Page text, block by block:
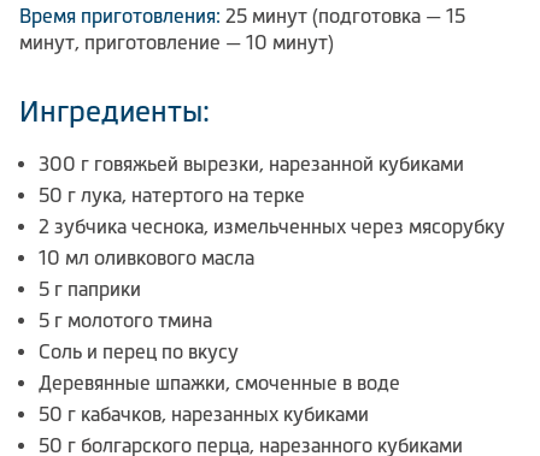
Время приготовления: 25 минут (подготовка — 15
минут, приготовление — 10 минут)
Ингредиенты:
300 г говяжьей вырезки, нарезанной кубиками
50 г лука, натертого на терке
2 зубчика чеснока, измельченных через мясорубку
10 мл оливкового масла
5 г паприки
5 г молотого тмина
Соль и перец по вкусу
Деревянные шпажки, смоченные в воде
50 г кабачков, нарезанных кубиками
50 г болгарского перца, нарезанного кубиками